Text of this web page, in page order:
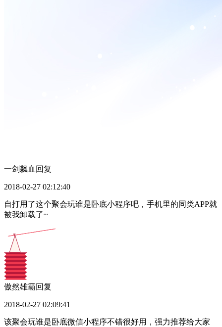
一剑飙血 回复
2018-02-27 02:12:40
自打用了这个聚会玩谁是卧底小程序吧，手机里的同类APP就
被我卸载了~
傲然雄霸回复
2018-02-27 02:09:41
该聚会玩谁是卧底微信小程序不错很好用，强力推荐给大家